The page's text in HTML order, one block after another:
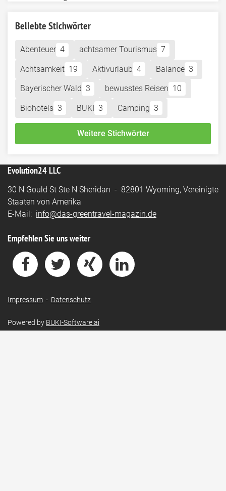
Beliebte Stichwörter
Abenteuer 4 achtsamer Tourismus 7
Achtsamkeit 19 Aktivurlaub 4 Balance 3
Bayerischer Wald 3 bewusstes Reisen 10
Biohotels 3 BUKI 3 Camping 3
Weitere Stichwörter
Evolution24 LLC
30 N Gould St Ste N Sheridan - 82801 Wyoming, Vereinigte
Staaten von Amerika
E-Mail: info@das-greentravel-magazin.de
Empfehlen Sie uns weiter
Impressum - Datenschutz
Powered by BUKI-Software.ai